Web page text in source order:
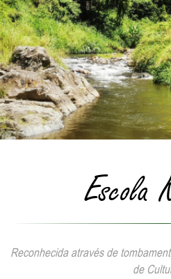
Escola
Reconhecida através de
de